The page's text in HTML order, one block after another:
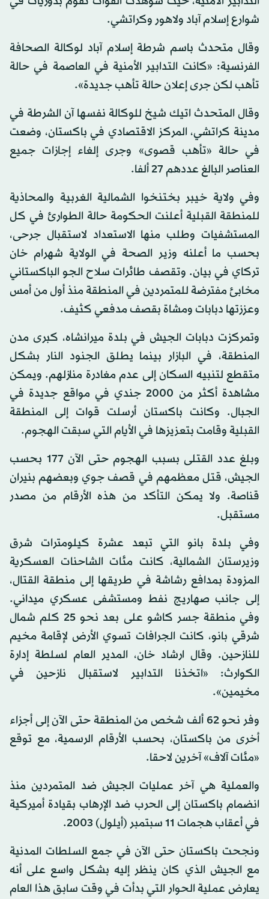
شوارع إسلام آباد ولاهور وكراتشي.
وقال متحدث باسم شرطة إسلام آباد لوكالة الصحافة
الفرنسية: «كانت التدابير الأمنية في العاصمة في حالة
تأهب لكن جرى إعلان حالة تأهب جديدة».
وقال المتحدث اتيك شيخ للوكالة نفسها آن الشرطة في
مدينة كراتشي، المركز الاقتصادي في باكستان، وضعت
في حالة «تأهب قصوى» وجرى إلغاء إجازات جميع
العناصر البالغ عددهم 27 ألفا.
وفي ولاية خيبر بختنخوا الشمالية الغربية والمحاذية
للمنطقة القبلية أعلنت الحكومة حالة الطوارئ في كل
المستشفيات وطلب منها الاستعداد لاستقبال جرحى،
بحسب ما أعلنه وزير الصحة في الولاية شهرام خان
تركاي في بيان. وتقصف طائرات سلاح الجو الباكستاني
مخابئ مفترضة للمتمردين في المنطقة منذ أول من أمس
وعززتها دبابات ومشاة بقصف مدفعي كثيف.
وتمركزت دبابات الجيش في بلدة ميرانشاه، كبرى مدن
المنطقة، في البازار بينما يطلق الجنود النار بشكل
متقطع لتنبيه السكان إلى عدم مغادرة منازلهم. ويمكن
مشاهدة أكثر من 2000 جندي في مواقع جديدة في
الجبال. وكانت باكستان أرسلت قوات إلى المنطقة
القبلية وقامت بتعزيزها في الأيام التي سبقت الهجوم.
وبلغ عدد القتلى بسبب الهجوم حتى الآن 177 بحسب
الجيش، قتل معظمهم في قصف جوي وبعضهم بنيران
قناصة. ولا يمكن التأكد من هذه الأرقام من مصدر
مستقبل.
وفي بلدة بانو التي تبعد عشرة كيلومترات شرق
وزيرستان الشمالية، كانت مئات الشاحنات العسكرية
المزودة بمدافع رشاشة في طريقها إلى منطقة القتال،
إلى جانب صهاريج نفط ومستشفى عسكري ميداني.
وفي منطقة جسر كاشو على بعد نحو 25 كلم شمال
شرقي بانو، كانت الجرافات تسوي الأرض لإقامة مخيم
للنازحين. وقال ارشاد خان، المدير العام لسلطة إدارة
الكوارث: «اتخذنا التدابير لاستقبال نازحين في
مخيمين».
وفر نحو 62 ألف شخص من المنطقة حتى الآن إلى أجزاء
أخرى من باكستان، بحسب الأرقام الرسمية، مع توقع
«مئات آلاف» آخرين لاحقا.
والعملية هي آخر عمليات الجيش ضد المتمردين منذ
انضمام باكستان إلى الحرب ضد الإرهاب بقيادة أميركية
في أعقاب هجمات 11 سبتمبر (أيلول) 2003.
ونجحت باكستان حتى الآن في جمع السلطات المدنية
مع الجيش الذي كان ينظر إليه بشكل واسع على أنه
يعارض عملية الحوار التي بدأت في وقت سابق هذا العام